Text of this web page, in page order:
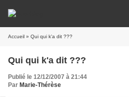
Accueil » Qui qui k'a dit ???
Qui qui k'a dit ???
Publié le 12/12/2007 à 21:44
Par Marie-Thérèse